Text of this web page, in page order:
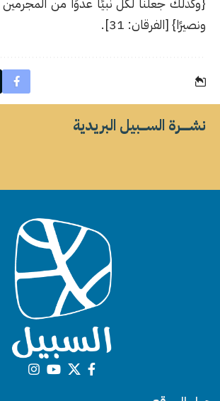
ونصيرًا} [الفرقان: 31].
نشــــــرة الســــبيل البريدية